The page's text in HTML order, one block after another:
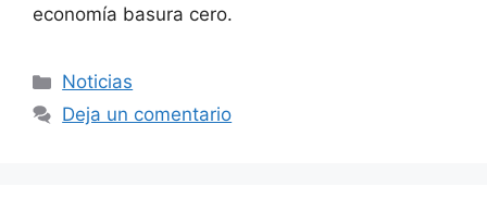
economía basura cero.
Noticias
Deja un comentario